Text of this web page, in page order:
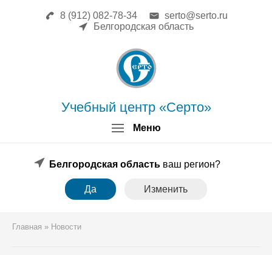
Меню
Учебный центр «Серто»
8 (912) 082-78-34
serto@serto.ru
Белгородская область
Белгородская областьваш регион?
Да Изменить
Главная » Новости
Повышение квалификации
Профессиональная переподготовка
Форма заявки
Образец диплома
Аттестация поверителей
Системы менеджмента
Реквизиты